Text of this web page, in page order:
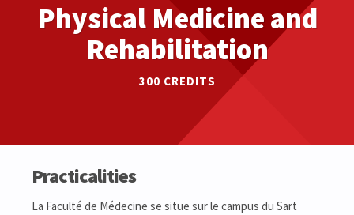
Physical Medicine and
Rehabilitation
300 CREDITS
Practicalities
La Faculté de Médecine se situe sur le campus du Sart